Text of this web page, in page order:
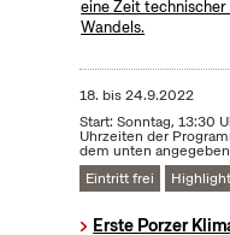
eine Zeit
Wandels.
18. bis24.9.2022
Start: Sonntag, 13:30
Uhrzeiten der
dem unten
Eintritt frei
Highlight
Erste Porzer